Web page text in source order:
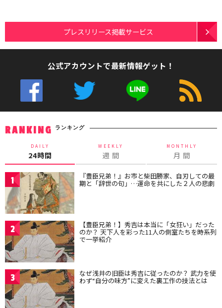
プレスリリース掲載サービス
公式アカウントで最新情報ゲット！
RANKING ランキング
DAILY
24時間
WEEKLY
週 間
MONTHLY
月 間
1 『豊臣兄弟！』お市と柴田勝家、自刃しての最
期と「辞世の句」…運命を共にした２人の悲劇
2 【豊臣兄弟！】秀吉は本当に「女狂い」だった
のか？ 天下人を彩った11人の側室たちを時系列
で一挙紹介
3 なぜ浅井の旧臣は秀吉に従ったのか？ 武力を使
わず“自分の味方”に変えた裏工作の技法とは